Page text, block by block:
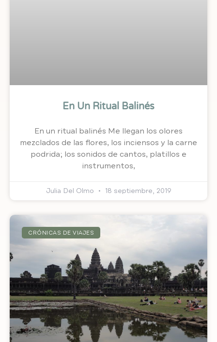
En Un Ritual Balinés
En un ritual balinés Me llegan los olores
mezclados de las flores, los inciensos y la carne
podrida; los sonidos de cantos, platillos e
instrumentos,
Julia Del Olmo 18 septiembre, 2019
CRÓNICAS DE VIAJES